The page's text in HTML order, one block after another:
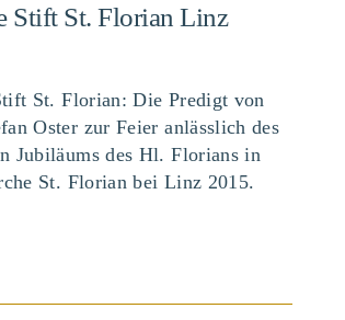
Stift St. Florian Linz
St. Florian: Die Predigt von
Oster zur Feier anlässlich des
Jubiläums des Hl. Florians in
St. Florian bei Linz 2015.